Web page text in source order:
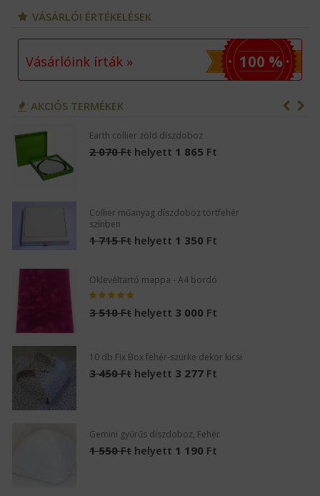
VÁSÁRLÓI ÉRTÉKELÉSEK
Vásárlóink írták » 100 %
AKCIÓS TERMÉKEK
Earth collier zöld díszdoboz
2 070 Ft helyett 1 865 Ft
Collier műanyag díszdoboz törtfehér
színben
1 715 Ft helyett 1 350 Ft
Oklevéltartó mappa - A4 bordó
3 510 Ft helyett 3 000 Ft
10 db Fix Box fehér-szürke dekor kicsi
3 450 Ft helyett 3 277 Ft
Gemini gyűrűs díszdoboz, Fehér
1 550 Ft helyett 1 190 Ft